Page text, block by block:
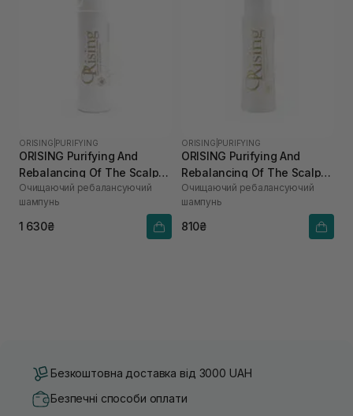
ORISING PURIFYING
ORISING Purifying And
Rebalancing Of The Scalp
Shampoo 250 мл
Очищаючий ребалансуючий
шампунь
1 630₴
ORISING PURIFYING
ORISING Purifying And
Rebalancing Of The Scalp
Shampoo 100 мл
Очищаючий ребалансуючий
шампунь
810₴
Безкоштовна доставка від 3000 UAH
Безпечні способи оплати